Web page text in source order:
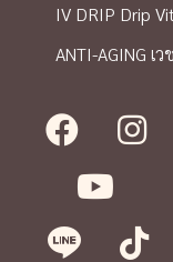
IV DRIP Drip
ANTI-AGING เ